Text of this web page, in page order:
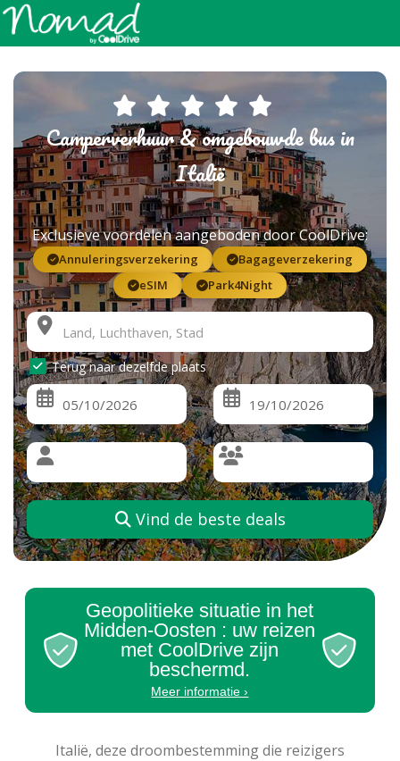
Camperverhuur & omgebouwde bus in
Italië
Exclusieve voordelen aangeboden door CoolDrive:
Annuleringsverzekering
Bagageverzekering
eSIM
Park4Night
Terug naar dezelfde plaats
Vind de beste deals
Geopolitieke situatie in het
Midden-Oosten : uw reizen
met CoolDrive zijn
beschermd.
Meer informatie ›
Italië, deze droombestemming die reizigers